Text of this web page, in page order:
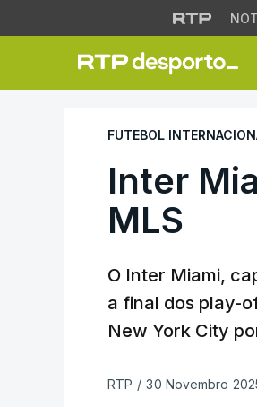
Inter
FUTEBOL
Inter
MLS
O Inter Miami,
a final dos play-
New York City
RTP / 30 Novembro